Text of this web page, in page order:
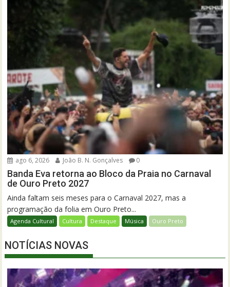
ago 6, 2026 João B. N. Gonçalves 0
Banda Eva retorna ao Bloco da Praia no Carnaval
de Ouro Preto 2027
Ainda faltam seis meses para o Carnaval 2027, mas a
programação da folia em Ouro Preto...
Agenda Cultural Cultura Destaque Música Ouro Preto
NOTÍCIAS NOVAS